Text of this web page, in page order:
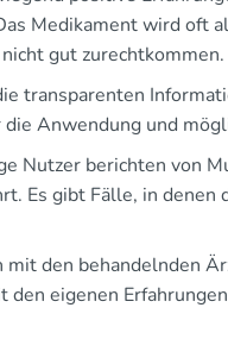
Medikament wird oft
gut zurechtkommen.
transparenten
Anwendung und
Nutzer berichten von
Es gibt Fälle, in denen
den behandelnden
eigenen